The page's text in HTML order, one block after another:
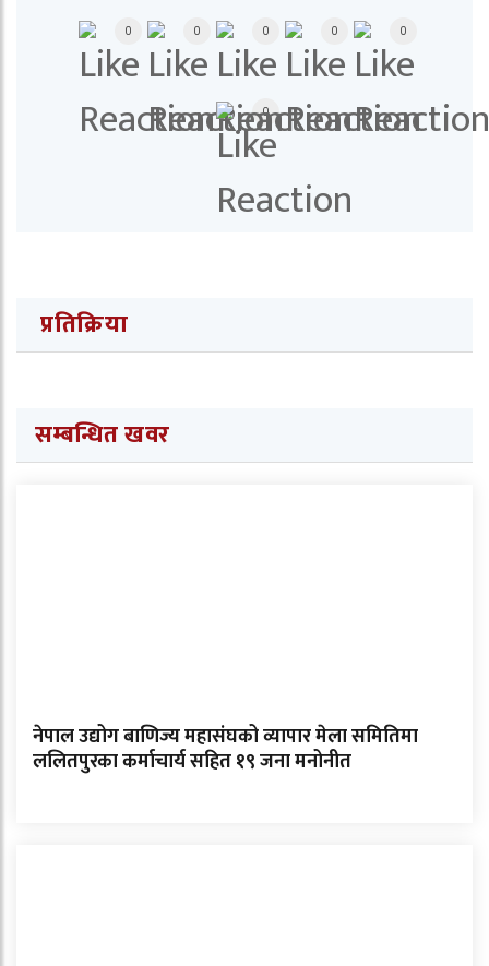
0 0 0 0 0
0
प्रतिक्रिया
सम्बन्धित खवर
नेपाल उद्योग बाणिज्य महासंघको व्यापार मेला समितिमा
ललितपुरका कर्माचार्य सहित १९ जना मनोनीत